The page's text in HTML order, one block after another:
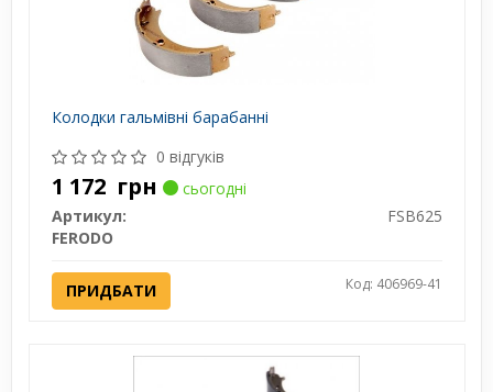
Колодки гальмівні барабанні
0 відгуків
1 172 грн
сьогодні
Артикул:
FSB625
FERODO
ПРИДБАТИ Код: 406969-41